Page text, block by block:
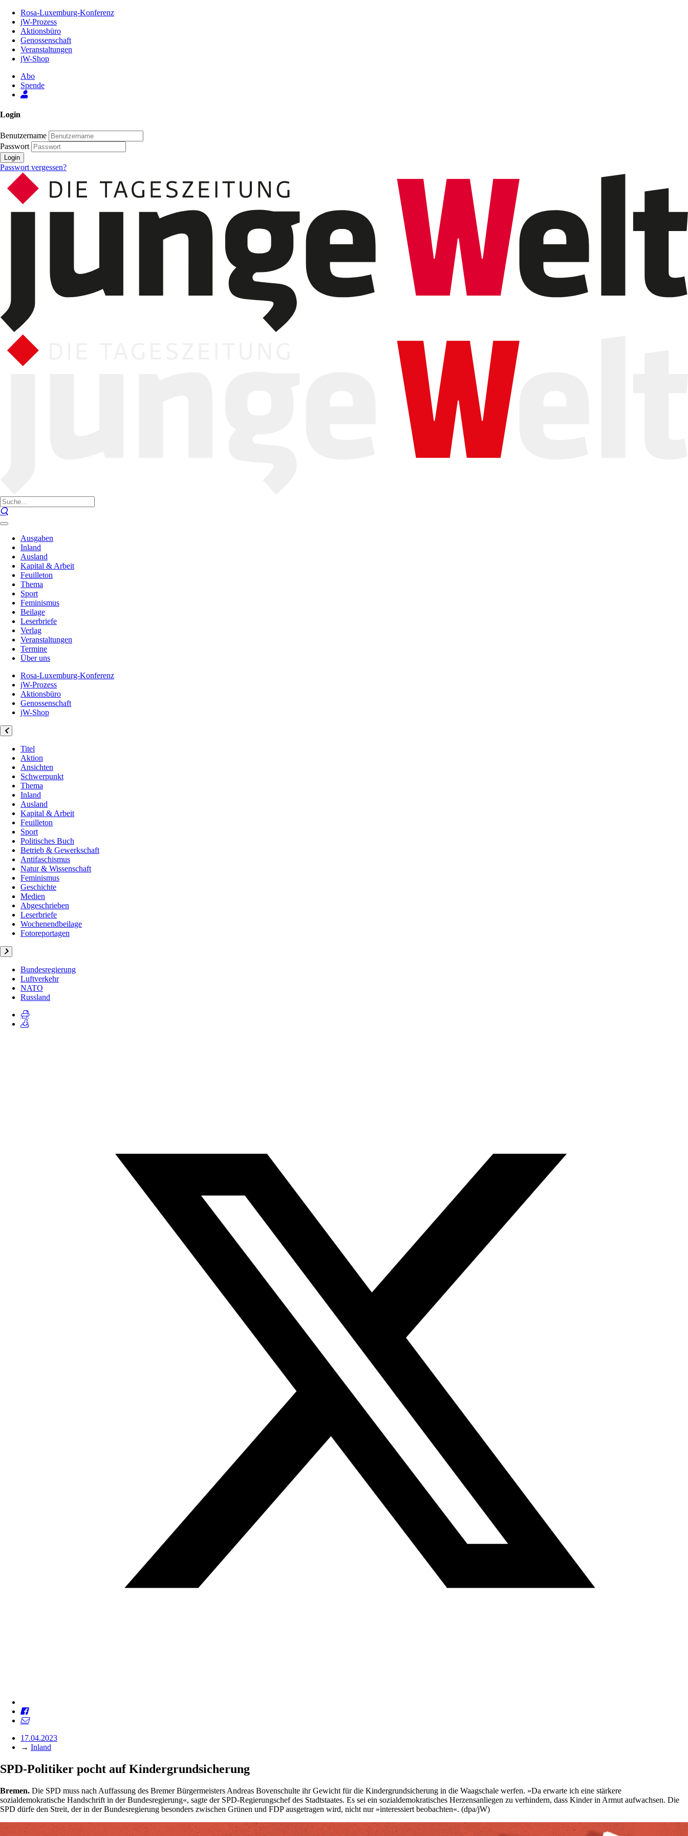
Inhalt
Seite
Rosa-Luxemburg-Konferenz
jW-Prozess
Aktionsbüro
Genossenschaft
Veranstaltungen
jW-Shop
Abo
Spende
Login
Benutzername
Passwort
Login
Passwort vergessen?
Ausgaben
Inland
Ausland
Kapital & Arbeit
Feuilleton
Thema
Sport
Feminismus
Beilage
Leserbriefe
Verlag
Veranstaltungen
Termine
Über uns
Rosa-Luxemburg-Konferenz
jW-Prozess
Aktionsbüro
Genossenschaft
jW-Shop
Titel
Aktion
Ansichten
Schwerpunkt
Thema
Inland
Ausland
Kapital & Arbeit
Feuilleton
Sport
Politisches Buch
Betrieb & Gewerkschaft
Antifaschismus
Natur & Wissenschaft
Feminismus
Geschichte
Medien
Abgeschrieben
Leserbriefe
Wochenendbeilage
Fotoreportagen
Bundesregierung
Luftverkehr
NATO
Russland
17.04.2023
→ Inland
SPD-Politiker pocht auf Kindergrundsicherung
Bremen. Die SPD muss nach Auffassung des Bremer Bürgermeisters Andreas Bovenschulte ihr Gewicht für die Kindergrundsicherung in die Waagschale werfen. »Da erwarte ich eine stärkere
sozialdemokratische Handschrift in der Bundesregierung«, sagte der SPD-Regierungschef des Stadtstaates. Es sei ein sozialdemokratisches Herzensanliegen zu verhindern, dass Kinder in Armut aufwachsen. Die
SPD dürfe den Streit, der in der Bundesregierung besonders zwischen Grünen und FDP ausgetragen wird, nicht nur »interessiert beobachten«. (dpa/jW)